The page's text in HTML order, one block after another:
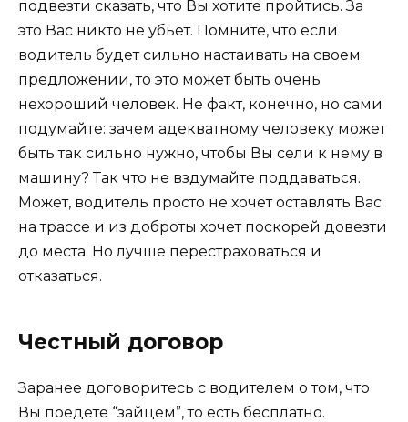
подвезти сказать, что Вы хотите пройтись. За
это Вас никто не убьет. Помните, что если
водитель будет сильно настаивать на своем
предложении, то это может быть очень
нехороший человек. Не факт, конечно, но сами
подумайте: зачем адекватному человеку может
быть так сильно нужно, чтобы Вы сели к нему в
машину? Так что не вздумайте поддаваться.
Может, водитель просто не хочет оставлять Вас
на трассе и из доброты хочет поскорей довезти
до места. Но лучше перестраховаться и
отказаться.
Честный договор
Заранее договоритесь с водителем о том, что
Вы поедете “зайцем”, то есть бесплатно.